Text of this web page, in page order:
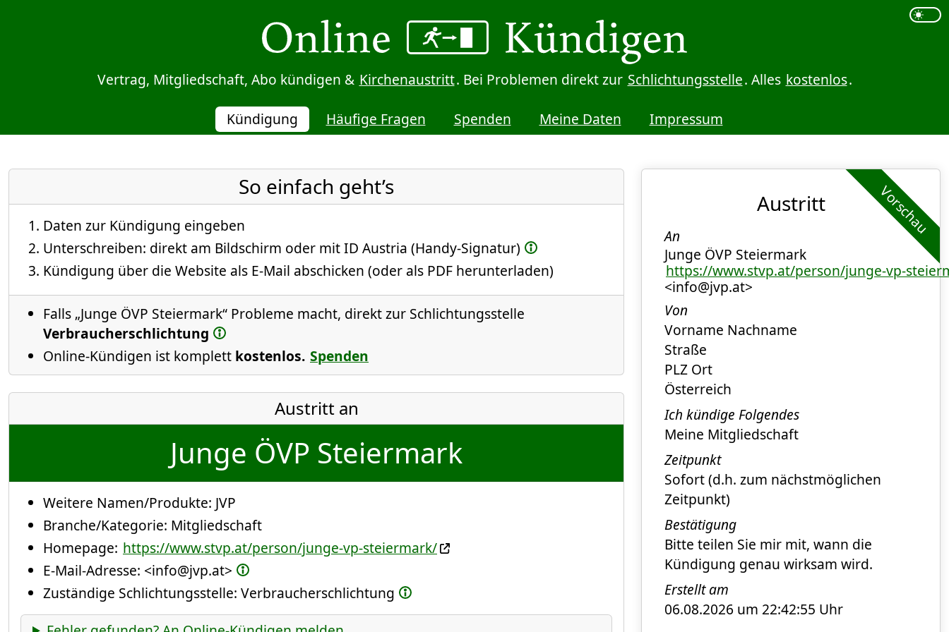
Vertrag, Mitgliedschaft, Abo kündigen & Kirchenaustritt. Bei Problemen direkt zur Schlichtungsstelle. Alles kostenlos.
Kündigung Häufige Fragen Spenden Meine Daten Impressum
So einfach geht’s
Daten zur Kündigung eingeben
Unterschreiben: direkt am Bildschirm oder mit ID Austria (Handy-Signatur)
Kündigung über die Website als E-Mail abschicken (oder als PDF herunterladen)
Falls „Junge ÖVP Steiermark“ Probleme macht, direkt zur Schlichtungsstelle
Verbraucherschlichtung
Online-Kündigen ist komplett kostenlos. Spenden
Austritt an
Junge ÖVP Steiermark
Weitere Namen/Produkte: JVP
Branche/Kategorie: Mitgliedschaft
Homepage: https://www.stvp.at/person/junge-vp-steiermark/
E-Mail-Adresse: <info@jvp.at>
Zuständige Schlichtungsstelle: Verbraucherschlichtung
Vorschau
Austritt
An
Junge ÖVP Steiermark
https://www.stvp.at/person/junge-vp-
<info@jvp.at>
Von
Vorname Nachname
Straße
PLZ Ort
Österreich
Ich kündige Folgendes
Meine Mitgliedschaft
Zeitpunkt
Sofort (d.h. zum nächstmöglichen
Zeitpunkt)
Bestätigung
Bitte teilen Sie mir mit, wann die
Kündigung genau wirksam wird.
Erstellt am
06.08.2026 um 22:42:55 Uhr